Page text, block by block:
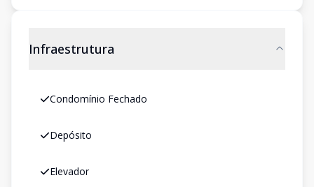
Infraestrutura
Condomínio Fechado
Depósito
Elevador